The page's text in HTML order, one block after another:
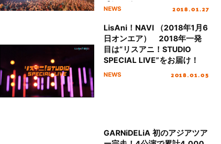
盛況で終了！
NEWS 2018.01.27
LisAni！NAVI （2018年1月6
日オンエア） 2018年一発
目は“リスアニ！STUDIO
SPECIAL LIVE”をお届け！
NEWS 2018.01.05
GARNiDELiA 初のアジアツア